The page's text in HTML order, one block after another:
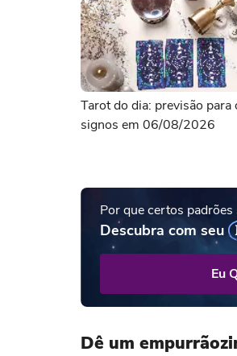
Tarot do dia: previsão para
signos em 06/08/2026
Por que certos padrões
Descubra com seu
Eu
Dê um